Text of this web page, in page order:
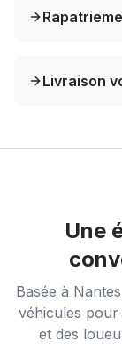
Livraison
Une
Basée à
véhicules pour
et des